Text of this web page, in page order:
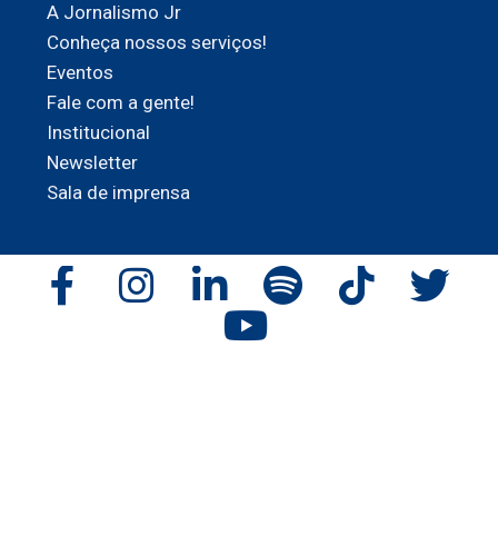
A Jornalismo Jr
Conheça nossos serviços!
Eventos
Fale com a gente!
Institucional
Newsletter
Sala de imprensa